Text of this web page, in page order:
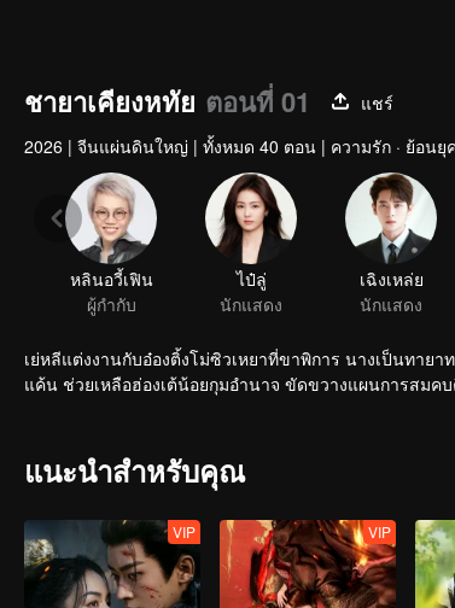
ชายาเคียงหทัย ตอนที่ 01
แชร์
2026 | จีนแผ่นดินใหญ่ | ทั้งหมด 40 ตอน | ความรัก · ย้อนยุ
หลินอวี้เฟิน
ผู้กำกับ
ไป๋ลู่
นักแสดง
เฉิงเหล่ย
นักแสดง
เย่หลีแต่งงานกับอ๋องติ้งโม่ซิวเหยาที่ขาพิการ นางเป็นทา
แค้น ช่วยเหลือฮ่องเต้น้อยกุมอำนาจ ขัดขวางแผนการสมค
แนะนำสำหรับคุณ
VIP VIP